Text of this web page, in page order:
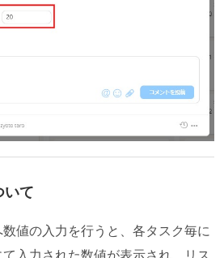
いて
数値の入力を行うと、各タスク毎に